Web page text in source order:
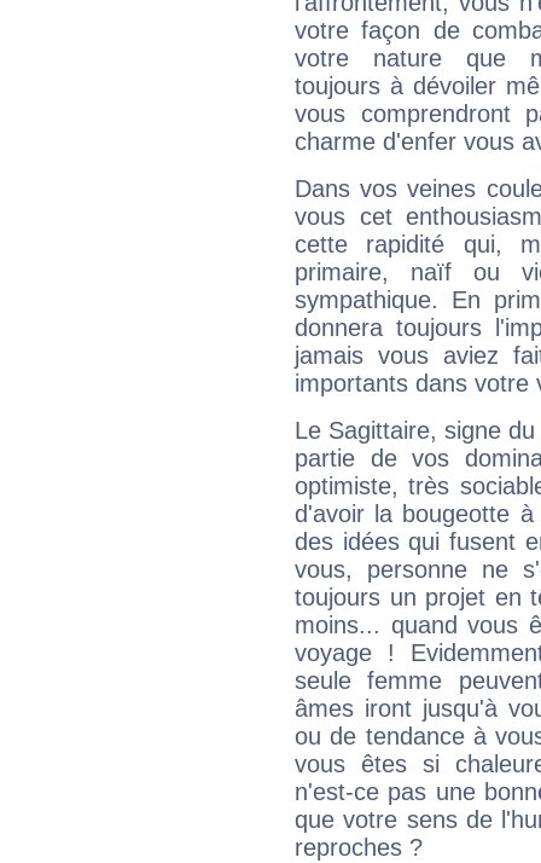
votre façon de
votre nature que
toujours à dévoiler
vous comprendront
charme d'enfer vous
Dans vos veines
vous cet
cette rapidité qui,
primaire, naïf ou
sympathique. En
donnera toujours
jamais vous aviez
importants dans votre
Le Sagittaire, signe
partie de vos
optimiste, très
d'avoir la bougeotte
des idées qui fusent
vous, personne ne
toujours un projet en
moins... quand vous
voyage !
seule femme
âmes iront jusqu'à
ou de tendance à
vous êtes si
n'est-ce pas une
que votre sens de
reproches ?